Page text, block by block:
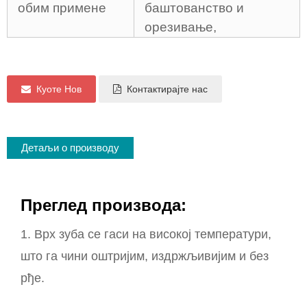
обим примене
баштованство и
орезивање,
Куоте Нов Контактирајте нас
Детаљи о производу
Преглед производа:
1. Врх зуба се гаси на високој температури,
што га чини оштријим, издржљивијим и без
рђе.